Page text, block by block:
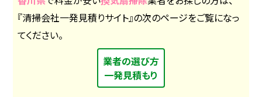
『清掃会社一発見積りサイト』の次のページをご覧になっ
てください。
業者の選び方
一発見積もり